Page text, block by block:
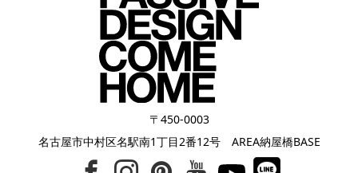
〒450-0003
名古屋市中村区名駅南1丁目2番12号 AREA納屋橋BASE